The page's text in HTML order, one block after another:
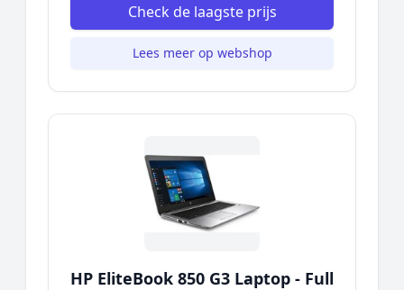
Check de laagste prijs
Lees meer op webshop
HP EliteBook 850 G3 Laptop - Full